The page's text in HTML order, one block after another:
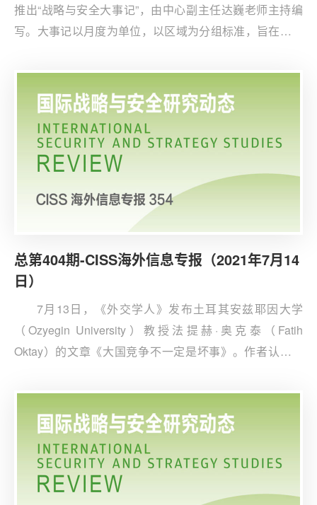
推出“战略与安全大事记”，由中心副主任达巍老师主持编
写。大事记以月度为单位，以区域为分组标准，旨在追踪
罗斯、中东、全球问题共7组地域的重点事件。中心现推
出大事记电子版，以飨读者。
总第404期-CISS海外信息专报（2021年7月14
日）
7月13日，《外交学人》发布土耳其安兹耶因大学
（Ozyegin University）教授法提赫·奥克泰（Fatih
Oktay）的文章《大国竞争不一定是坏事》。作者认为，
生，随着拜登政府的到来，中美关系可预测性增加，对抗
性减少。但是，世界陷入冷战和热战的可能性仍然存在。